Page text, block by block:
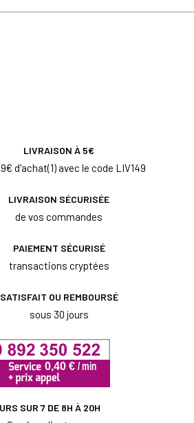
LIVRAISON À 5€
d'achat(1) avec le code LIV149
LIVRAISON SÉCURISÉE
de vos commandes
PAIEMENT SÉCURISÉ
transactions cryptées
SATISFAIT OU REMBOURSÉ
sous 30 jours
SUR 7 DE 8H À 20H